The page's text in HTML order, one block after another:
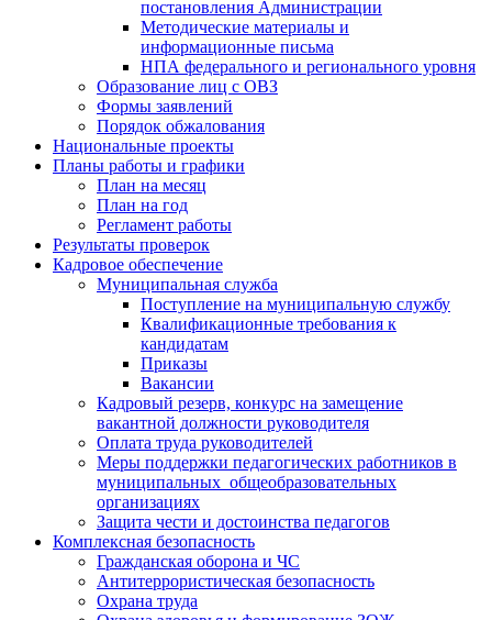
постановления Администрации
Методические материалы и
информационные письма
НПА федерального и регионального уровня
Образование лиц с ОВЗ
Формы заявлений
Порядок обжалования
Национальные проекты
Планы работы и графики
План на месяц
План на год
Регламент работы
Результаты проверок
Кадровое обеспечение
Муниципальная служба
Поступление на муниципальную службу
Квалификационные требования к
кандидатам
Приказы
Вакансии
Кадровый резерв, конкурс на замещение
вакантной должности руководителя
Оплата труда руководителей
Меры поддержки педагогических работников в
муниципальных общеобразовательных
организациях
Защита чести и достоинства педагогов
Комплексная безопасность
Гражданская оборона и ЧС
Антитеррористическая безопасность
Охрана труда